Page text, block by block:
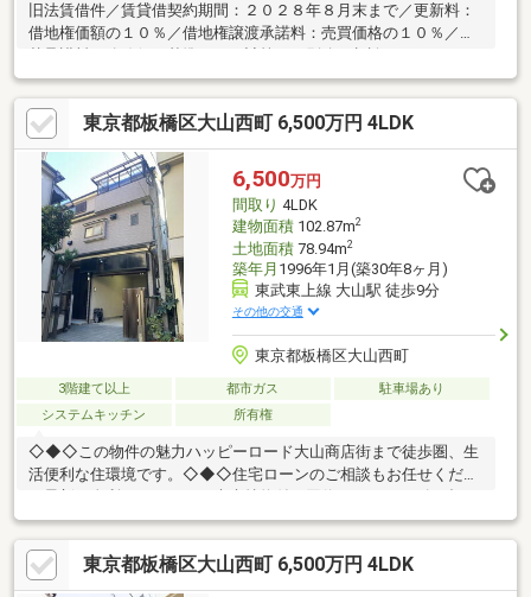
旧法賃借件／賃貸借契約期間：２０２８年８月末まで／更新料：
借地権価額の１０％／借地権譲渡承諾料：売買価格の１０％／建
東京都板橋区大山西町 6,500万円 4LDK
6,500万円
間取り 4LDK
建物面積102.87m2
土地面積78.94m2
築年月 1996年1月(築30年8ヶ月)
東武東上線 大山駅 徒歩9分
その他の交通
東京都板橋区大山西町
3階建て以上 都市ガス
駐車場あり
システムキッチン
所有権
◇◆◇この物件の魅力ハッピーロード大山商店街まで徒歩圏、生
活便利な住環境です。◇◆◇住宅ローンのご相談もお任せくださ
せた資金計画をご提案させて頂きます。メガバンクから地銀・信
金、ネット銀行まで、ご要望に合わせてお手続きをサポートしま
す。◇◆◇白馬のサポート社外ファイナンシャルプランナーによ
る、住宅購入以外のライフプランも含めたご提案も無料サポー
東京都板橋区大山西町 6,500万円 4LDK